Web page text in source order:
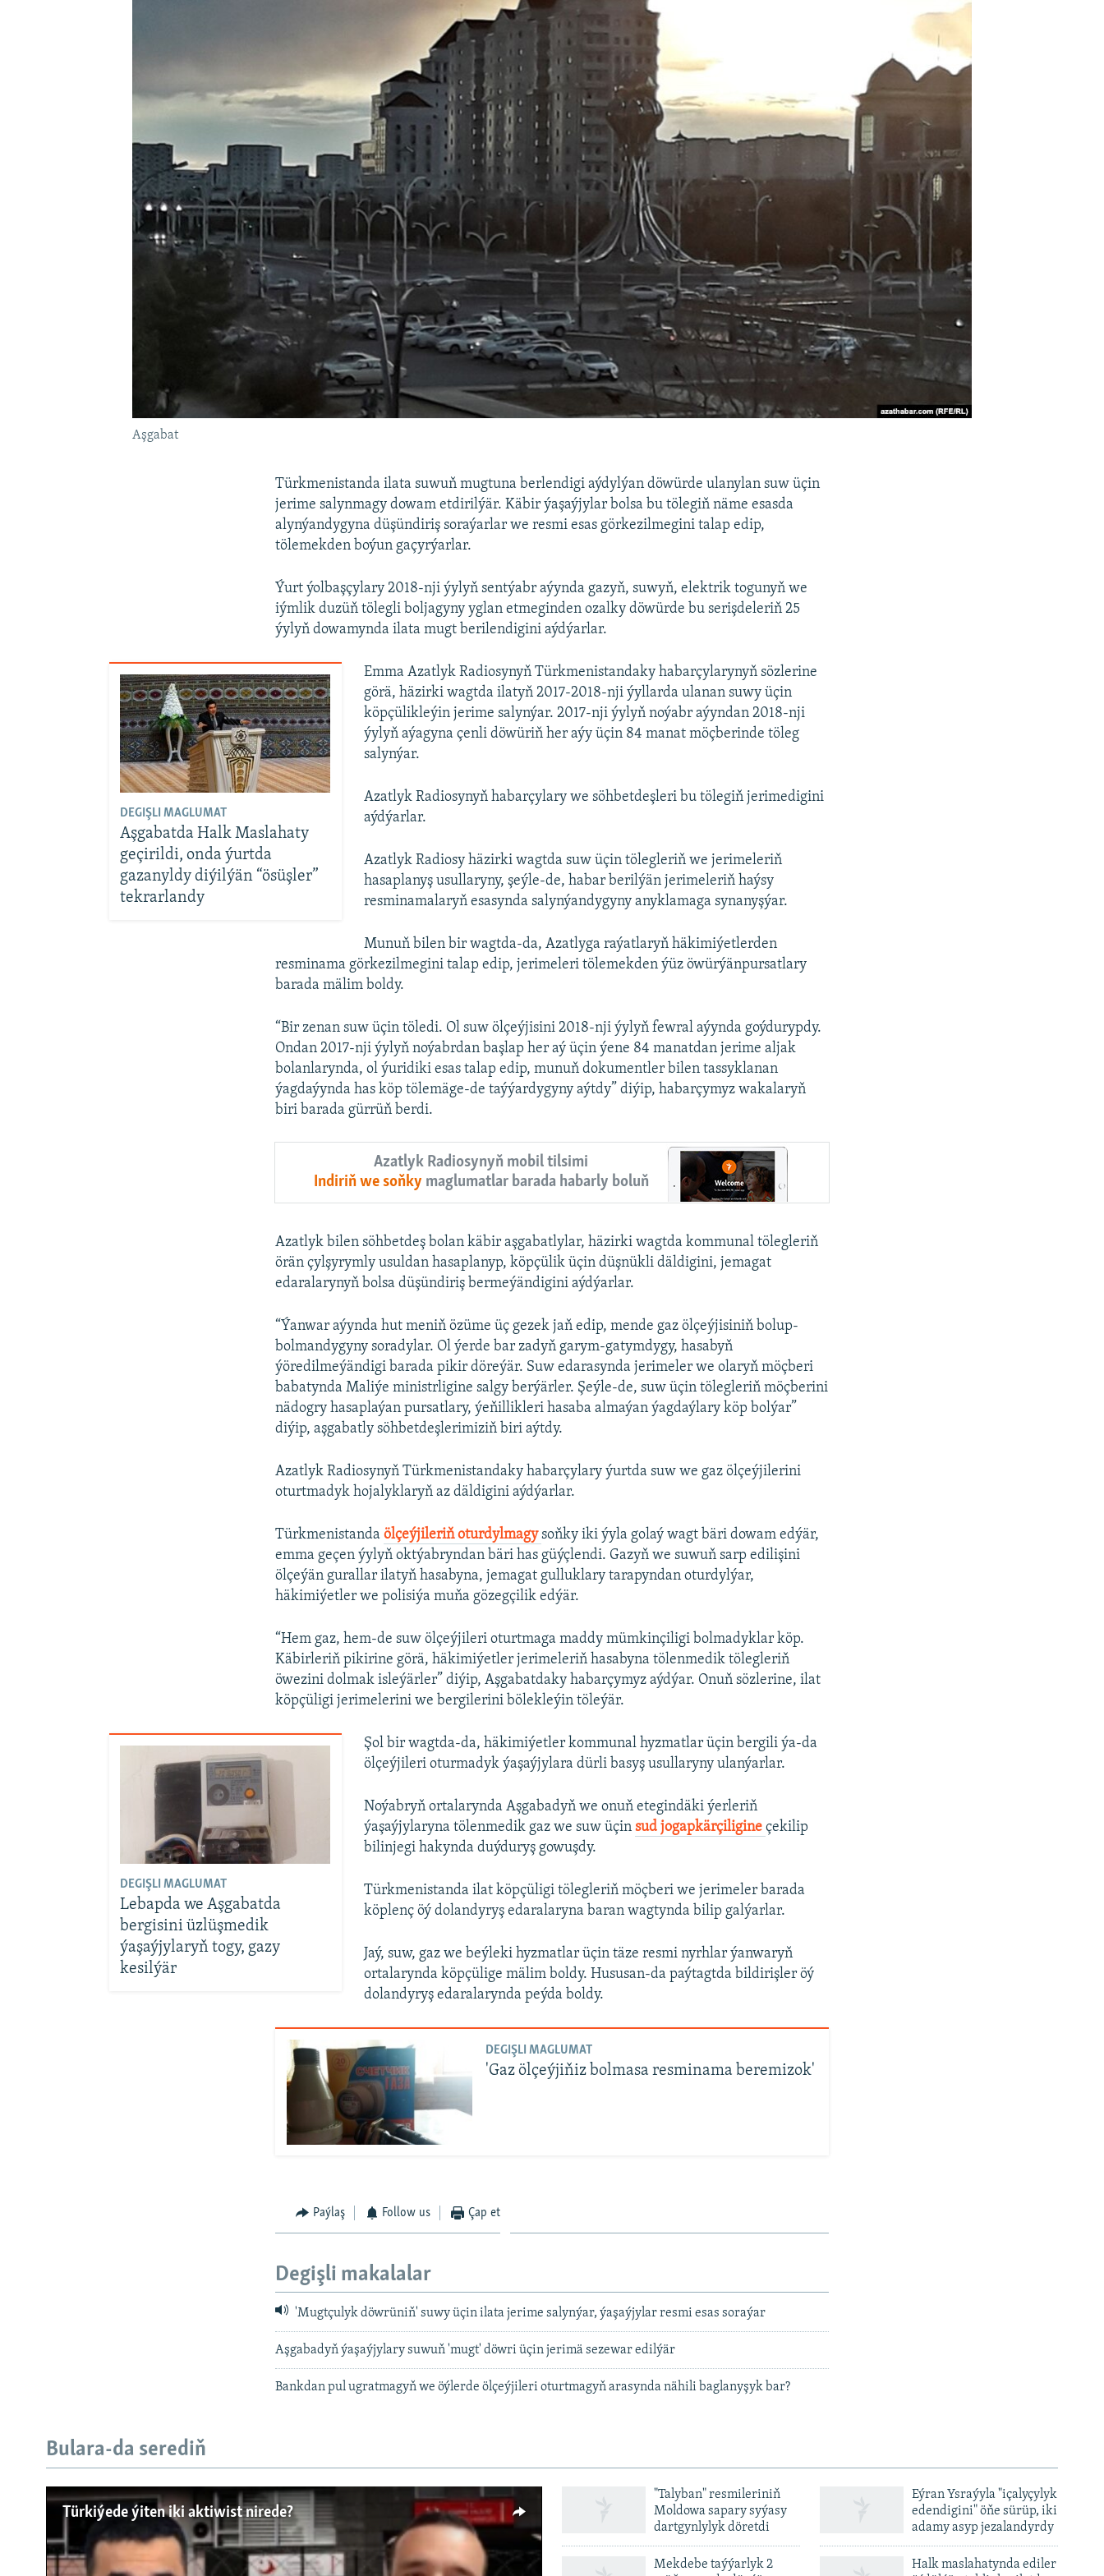
Русский
Aşgabat
Türkmenistanda ilata suwuň mugtuna berlendigi aýdylýan döwürde ulanylan suw üçin
jerime salynmagy dowam etdirilýär. Käbir ýaşaýjylar bolsa bu tölegiň näme esasda
alynýandygyna düşündiriş soraýarlar we resmi esas görkezilmegini talap edip,
tölemekden boýun gaçyrýarlar.
Ýurt ýolbaşçylary 2018-nji ýylyň sentýabr aýynda gazyň, suwyň, elektrik togunyň we
iýmlik duzüň tölegli boljagyny yglan etmeginden ozalky döwürde bu serişdeleriň 25
ýylyň dowamynda ilata mugt berilendigini aýdýarlar.
DEGIŞLI MAGLUMAT
Aşgabatda Halk Maslahaty
geçirildi, onda ýurtda
gazanyldy diýilýän “ösüşler”
tekrarlandy
Emma Azatlyk Radiosynyň Türkmenistandaky habarçylarynyň sözlerine
görä, häzirki wagtda ilatyň 2017-2018-nji ýyllarda ulanan suwy üçin
köpçülikleýin jerime salynýar. 2017-nji ýylyň noýabr aýyndan 2018-nji
ýylyň aýagyna çenli döwüriň her aýy üçin 84 manat möçberinde töleg
salynýar.
Azatlyk Radiosynyň habarçylary we söhbetdeşleri bu tölegiň jerimedigini
aýdýarlar.
Azatlyk Radiosy häzirki wagtda suw üçin tölegleriň we jerimeleriň
hasaplanyş usullaryny, şeýle-de, habar berilýän jerimeleriň haýsy
resminamalaryň esasynda salynýandygyny anyklamaga synanyşýar.
Munuň bilen bir wagtda-da, Azatlyga raýatlaryň häkimiýetlerden
resminama görkezilmegini talap edip, jerimeleri tölemekden ýüz öwürýänpursatlary
barada mälim boldy.
“Bir zenan suw üçin töledi. Ol suw ölçeýjisini 2018-nji ýylyň fewral aýynda goýdurypdy.
Ondan 2017-nji ýylyň noýabrdan başlap her aý üçin ýene 84 manatdan jerime aljak
bolanlarynda, ol ýuridiki esas talap edip, munuň dokumentler bilen tassyklanan
ýagdaýynda has köp tölemäge-de taýýardygyny aýtdy” diýip, habarçymyz wakalaryň
biri barada gürrüň berdi.
Azatlyk Radiosynyň mobil tilsimi
Indiriň we soňky maglumatlar barada habarly boluň
Azatlyk bilen söhbetdeş bolan käbir aşgabatlylar, häzirki wagtda kommunal tölegleriň
örän çylşyrymly usuldan hasaplanyp, köpçülik üçin düşnükli däldigini, jemagat
edaralarynyň bolsa düşündiriş bermeýändigini aýdýarlar.
“Ýanwar aýynda hut meniň özüme üç gezek jaň edip, mende gaz ölçeýjisiniň bolup-
bolmandygyny soradylar. Ol ýerde bar zadyň garym-gatymdygy, hasabyň
ýöredilmeýändigi barada pikir döreýär. Suw edarasynda jerimeler we olaryň möçberi
babatynda Maliýe ministrligine salgy berýärler. Şeýle-de, suw üçin tölegleriň möçberini
nädogry hasaplaýan pursatlary, ýeňillikleri hasaba almaýan ýagdaýlary köp bolýar”
diýip, aşgabatly söhbetdeşlerimiziň biri aýtdy.
Azatlyk Radiosynyň Türkmenistandaky habarçylary ýurtda suw we gaz ölçeýjilerini
oturtmadyk hojalyklaryň az däldigini aýdýarlar.
Türkmenistandaölçeýjileriň oturdylmagysoňky iki ýyla golaý wagt bäri dowam edýär,
emma geçen ýylyň oktýabryndan bäri has güýçlendi. Gazyň we suwuň sarp edilişini
ölçeýän gurallar ilatyň hasabyna, jemagat gulluklary tarapyndan oturdylýar,
häkimiýetler we polisiýa muňa gözegçilik edýär.
“Hem gaz, hem-de suw ölçeýjileri oturtmaga maddy mümkinçiligi bolmadyklar köp.
Käbirleriň pikirine görä, häkimiýetler jerimeleriň hasabyna tölenmedik tölegleriň
öwezini dolmak isleýärler” diýip, Aşgabatdaky habarçymyz aýdýar. Onuň sözlerine, ilat
köpçüligi jerimelerini we bergilerini bölekleýin töleýär.
DEGIŞLI MAGLUMAT
Lebapda we Aşgabatda
bergisini üzlüşmedik
ýaşaýjylaryň togy, gazy
kesilýär
Şol bir wagtda-da, häkimiýetler kommunal hyzmatlar üçin bergili ýa-da
ölçeýjileri oturmadyk ýaşaýjylara dürli basyş usullaryny ulanýarlar.
Noýabryň ortalarynda Aşgabadyň we onuň etegindäki ýerleriň
ýaşaýjylaryna tölenmedik gaz we suw üçin sud jogapkärçiligine çekilip
bilinjegi hakynda duýduryş gowuşdy.
Türkmenistanda ilat köpçüligi tölegleriň möçberi we jerimeler barada
köplenç öý dolandyryş edaralaryna baran wagtynda bilip galýarlar.
Jaý, suw, gaz we beýleki hyzmatlar üçin täze resmi nyrhlar ýanwaryň
ortalarynda köpçülige mälim boldy. Hususan-da paýtagtda bildirişler öý
dolandyryş edaralarynda peýda boldy.
DEGIŞLI MAGLUMAT
'Gaz ölçeýjiňiz bolmasa resminama beremizok'
Paýlaş Follow us Çap et
Degişli makalalar
'Mugtçulyk döwrüniň' suwy üçin ilata jerime salynýar, ýaşaýjylar resmi esas soraýar
Aşgabadyň ýaşaýjylary suwuň 'mugt' döwri üçin jerimä sezewar edilýär
Bankdan pul ugratmagyň we öýlerde ölçeýjileri oturtmagyň arasynda nähili baglanyşyk bar?
Bulara-da serediň
Türkiýede ýiten iki aktiwist nirede?
"Talyban" resmileriniň
Moldowa sapary syýasy
dartgynlylyk döretdi
Mekdebe taýýarlyk 2
Eýran Ysraýyla "içalyçylyk
edendigini" öňe sürüp, iki
adamy asyp jezalandyrdy
Halk maslahatynda ediler